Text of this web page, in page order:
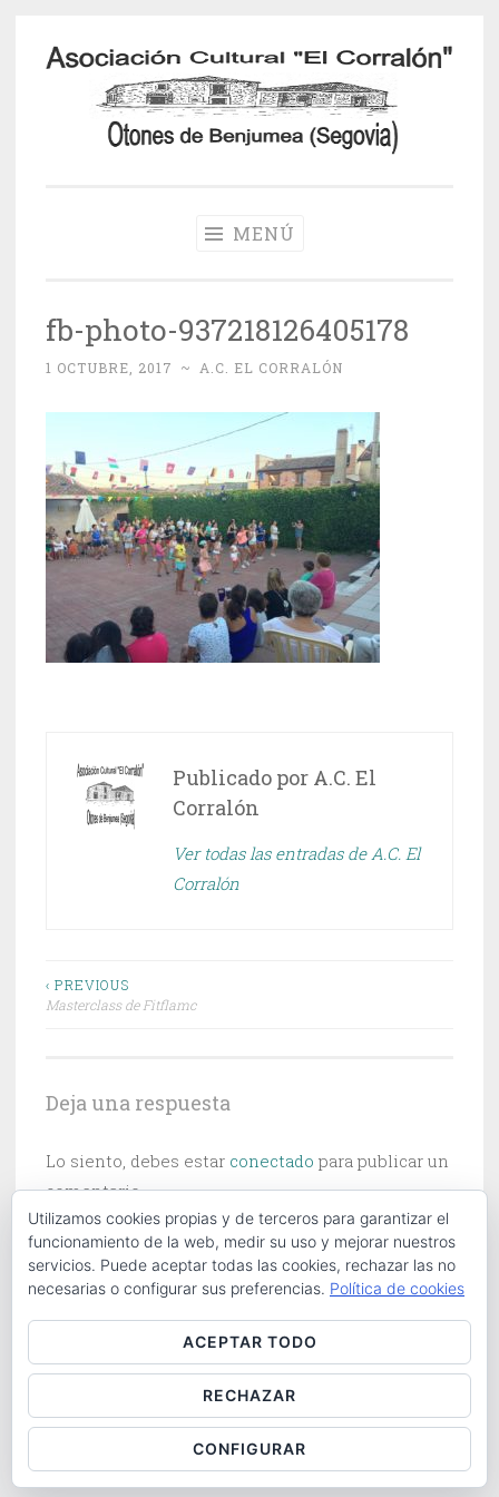
Saltar
contenido
MENÚ
fb-photo-937218126405178
1 OCTUBRE, 2017 ~ A.C. EL CORRALÓN
Publicado por A.C. El
Corralón
Ver todas las entradas de A.C. El
Corralón
Navegación
‹ PREVIOUS
Masterclass de Fitflamc
Deja una respuesta
Lo siento, debes estar conectado para publicar un
comentario.
CONTACT |COOKIES POLICY
Utilizamos cookies propias y de terceros para garantizar el
funcionamiento de la web, medir su uso y mejorar nuestros
servicios. Puede aceptar todas las cookies, rechazar las no
necesarias o configurar sus preferencias. Política de cookies
ACEPTAR TODO
RECHAZAR
CONFIGURAR